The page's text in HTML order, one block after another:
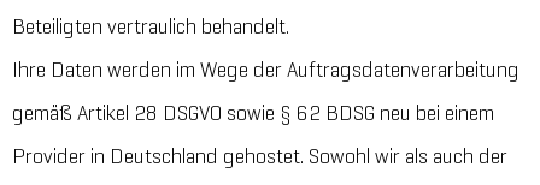
Beteiligten vertraulich behandelt.
Ihre Daten werden im Wege der Auftragsdatenverarbeitung
gemäß Artikel 28 DSGVO sowie § 62 BDSG neu bei einem
Provider in Deutschland gehostet. Sowohl wir als auch der